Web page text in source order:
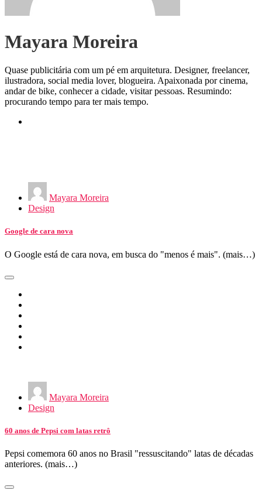
Mayara Moreira
Quase publicitária com um pé em arquitetura. Designer, freelancer,
ilustradora, social media lover, blogueira. Apaixonada por cinema,
andar de bike, conhecer a cidade, visitar pessoas. Resumindo:
procurando tempo para ter mais tempo.
Mayara Moreira
Design
Google de cara nova
O Google está de cara nova, em busca do "menos é mais". (mais…)
Mayara Moreira
Design
60 anos de Pepsi com latas retrô
Pepsi comemora 60 anos no Brasil "ressuscitando" latas de décadas
anteriores. (mais…)